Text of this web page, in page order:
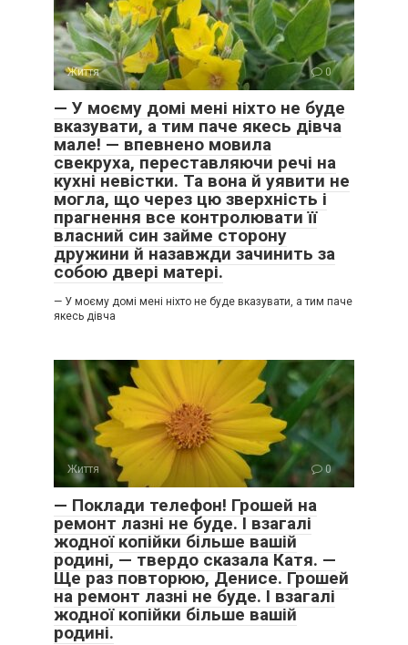
Життя 0
— У моєму домі мені ніхто не буде
вказувати, а тим паче якесь дівча
мале! — впевнено мовила
свекруха, переставляючи речі на
кухні невістки. Та вона й уявити не
могла, що через цю зверхність і
прагнення все контролювати її
власний син займе сторону
дружини й назавжди зачинить за
собою двері матері.
— У моєму домі мені ніхто не буде вказувати, а тим паче
якесь дівча
Життя 0
— Поклади телефон! Грошей на
ремонт лазні не буде. І взагалі
жодної копійки більше вашій
родині, — твердо сказала Катя. —
Ще раз повторюю, Денисе. Грошей
на ремонт лазні не буде. І взагалі
жодної копійки більше вашій
родині.